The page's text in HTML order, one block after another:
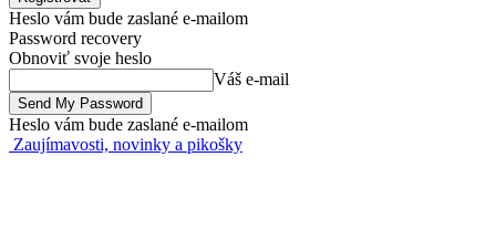
Heslo vám bude zaslané e-mailom
Password recovery
Obnoviť svoje heslo
Váš e-mail
Heslo vám bude zaslané e-mailom
Zaujímavosti, novinky a pikošky